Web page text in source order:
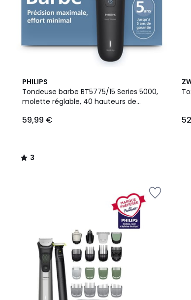
PHILIPS
Tondeuse barbe BT5775/15 Series 5000,
molette réglable, 40 hauteurs de
100 mn
59,99 €
3
/
5
3
/